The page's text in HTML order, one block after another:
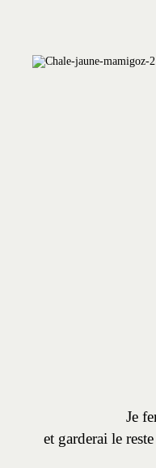
Je
et garderai le